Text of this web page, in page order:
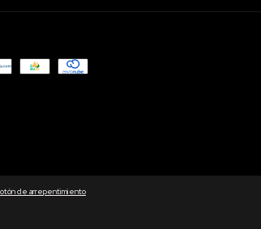
de arrepentimiento